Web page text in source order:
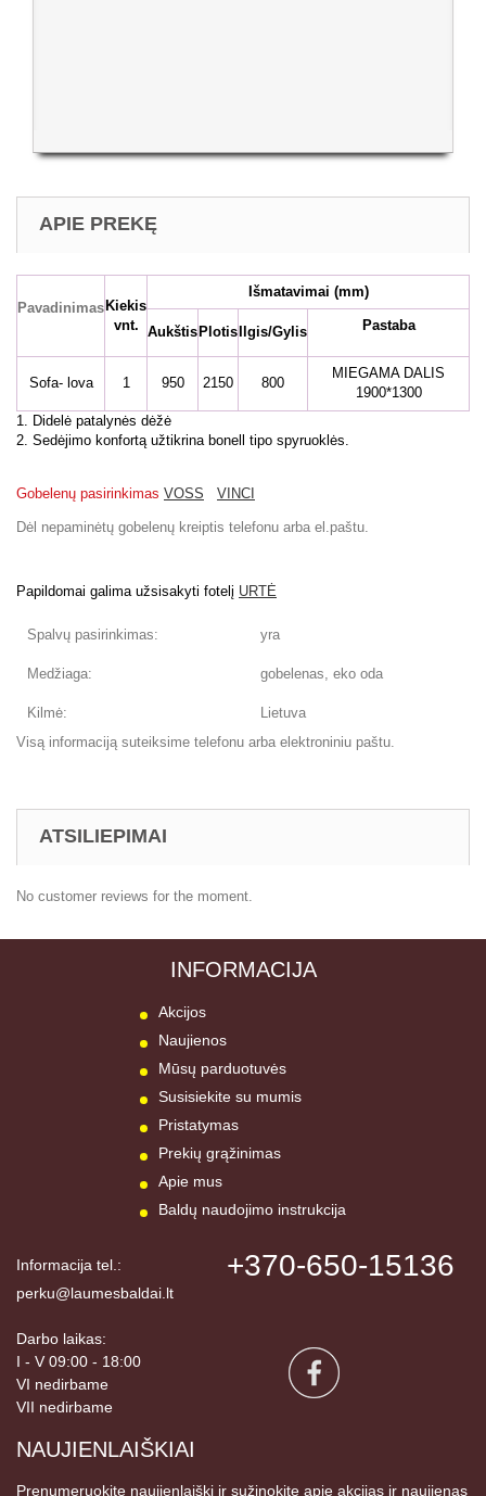
APIE PREKĘ
Pavadinimas Kiekis
vnt.
Išmatavimai (mm)
Aukštis Plotis Ilgis/Gylis Pastaba
Sofa- lova 1 950 2150 800
MIEGAMA DALIS
1900*1300
1. Didelė patalynės dėžė
2. Sedėjimo konfortą užtikrina bonell tipo spyruoklės.
Gobelenų pasirinkimas VOSS VINCI
Dėl nepaminėtų gobelenų kreiptis telefonu arba el.paštu.
Papildomai galima užsisakyti fotelį URTĖ
Spalvų pasirinkimas: yra
Medžiaga: gobelenas, eko oda
Kilmė:
Lietuva
Visą informaciją suteiksime telefonu arba elektroniniu paštu.
ATSILIEPIMAI
No customer reviews for the moment.
INFORMACIJA
Akcijos
Naujienos
Mūsų parduotuvės
Susisiekite su mumis
Pristatymas
Prekių grąžinimas
Apie mus
Baldų naudojimo instrukcija
Informacija tel.: +370-650-15136
perku@laumesbaldai.lt
Darbo laikas:
I - V 09:00 - 18:00
VI nedirbame
VII nedirbame
NAUJIENLAIŠKIAI
Prenumeruokite naujienlaiškį ir sužinokite apie akcijas ir naujienas